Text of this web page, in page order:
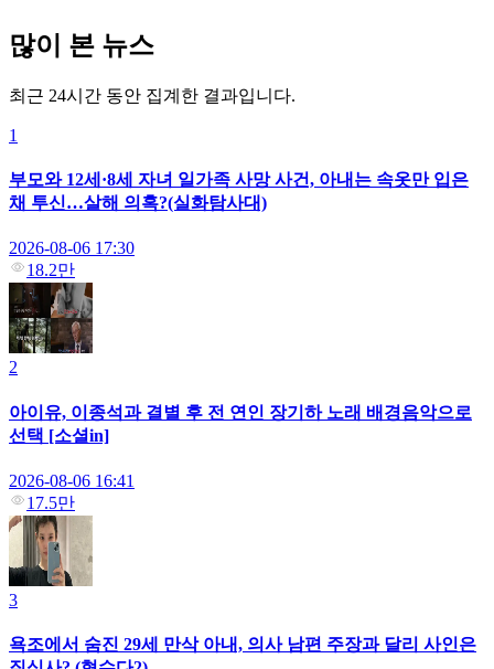
많이 본 뉴스
최근 24시간 동안 집계한 결과입니다.
1
부모와 12세·8세 자녀 일가족 사망 사건, 아내는 속옷만 입은
채 투신…살해 의혹?(실화탐사대)
2026-08-06 17:30
18.2만
2
아이유, 이종석과 결별 후 전 연인 장기하 노래 배경음악으로
선택 [소셜in]
2026-08-06 16:41
17.5만
3
욕조에서 숨진 29세 만삭 아내, 의사 남편 주장과 달리 사인은